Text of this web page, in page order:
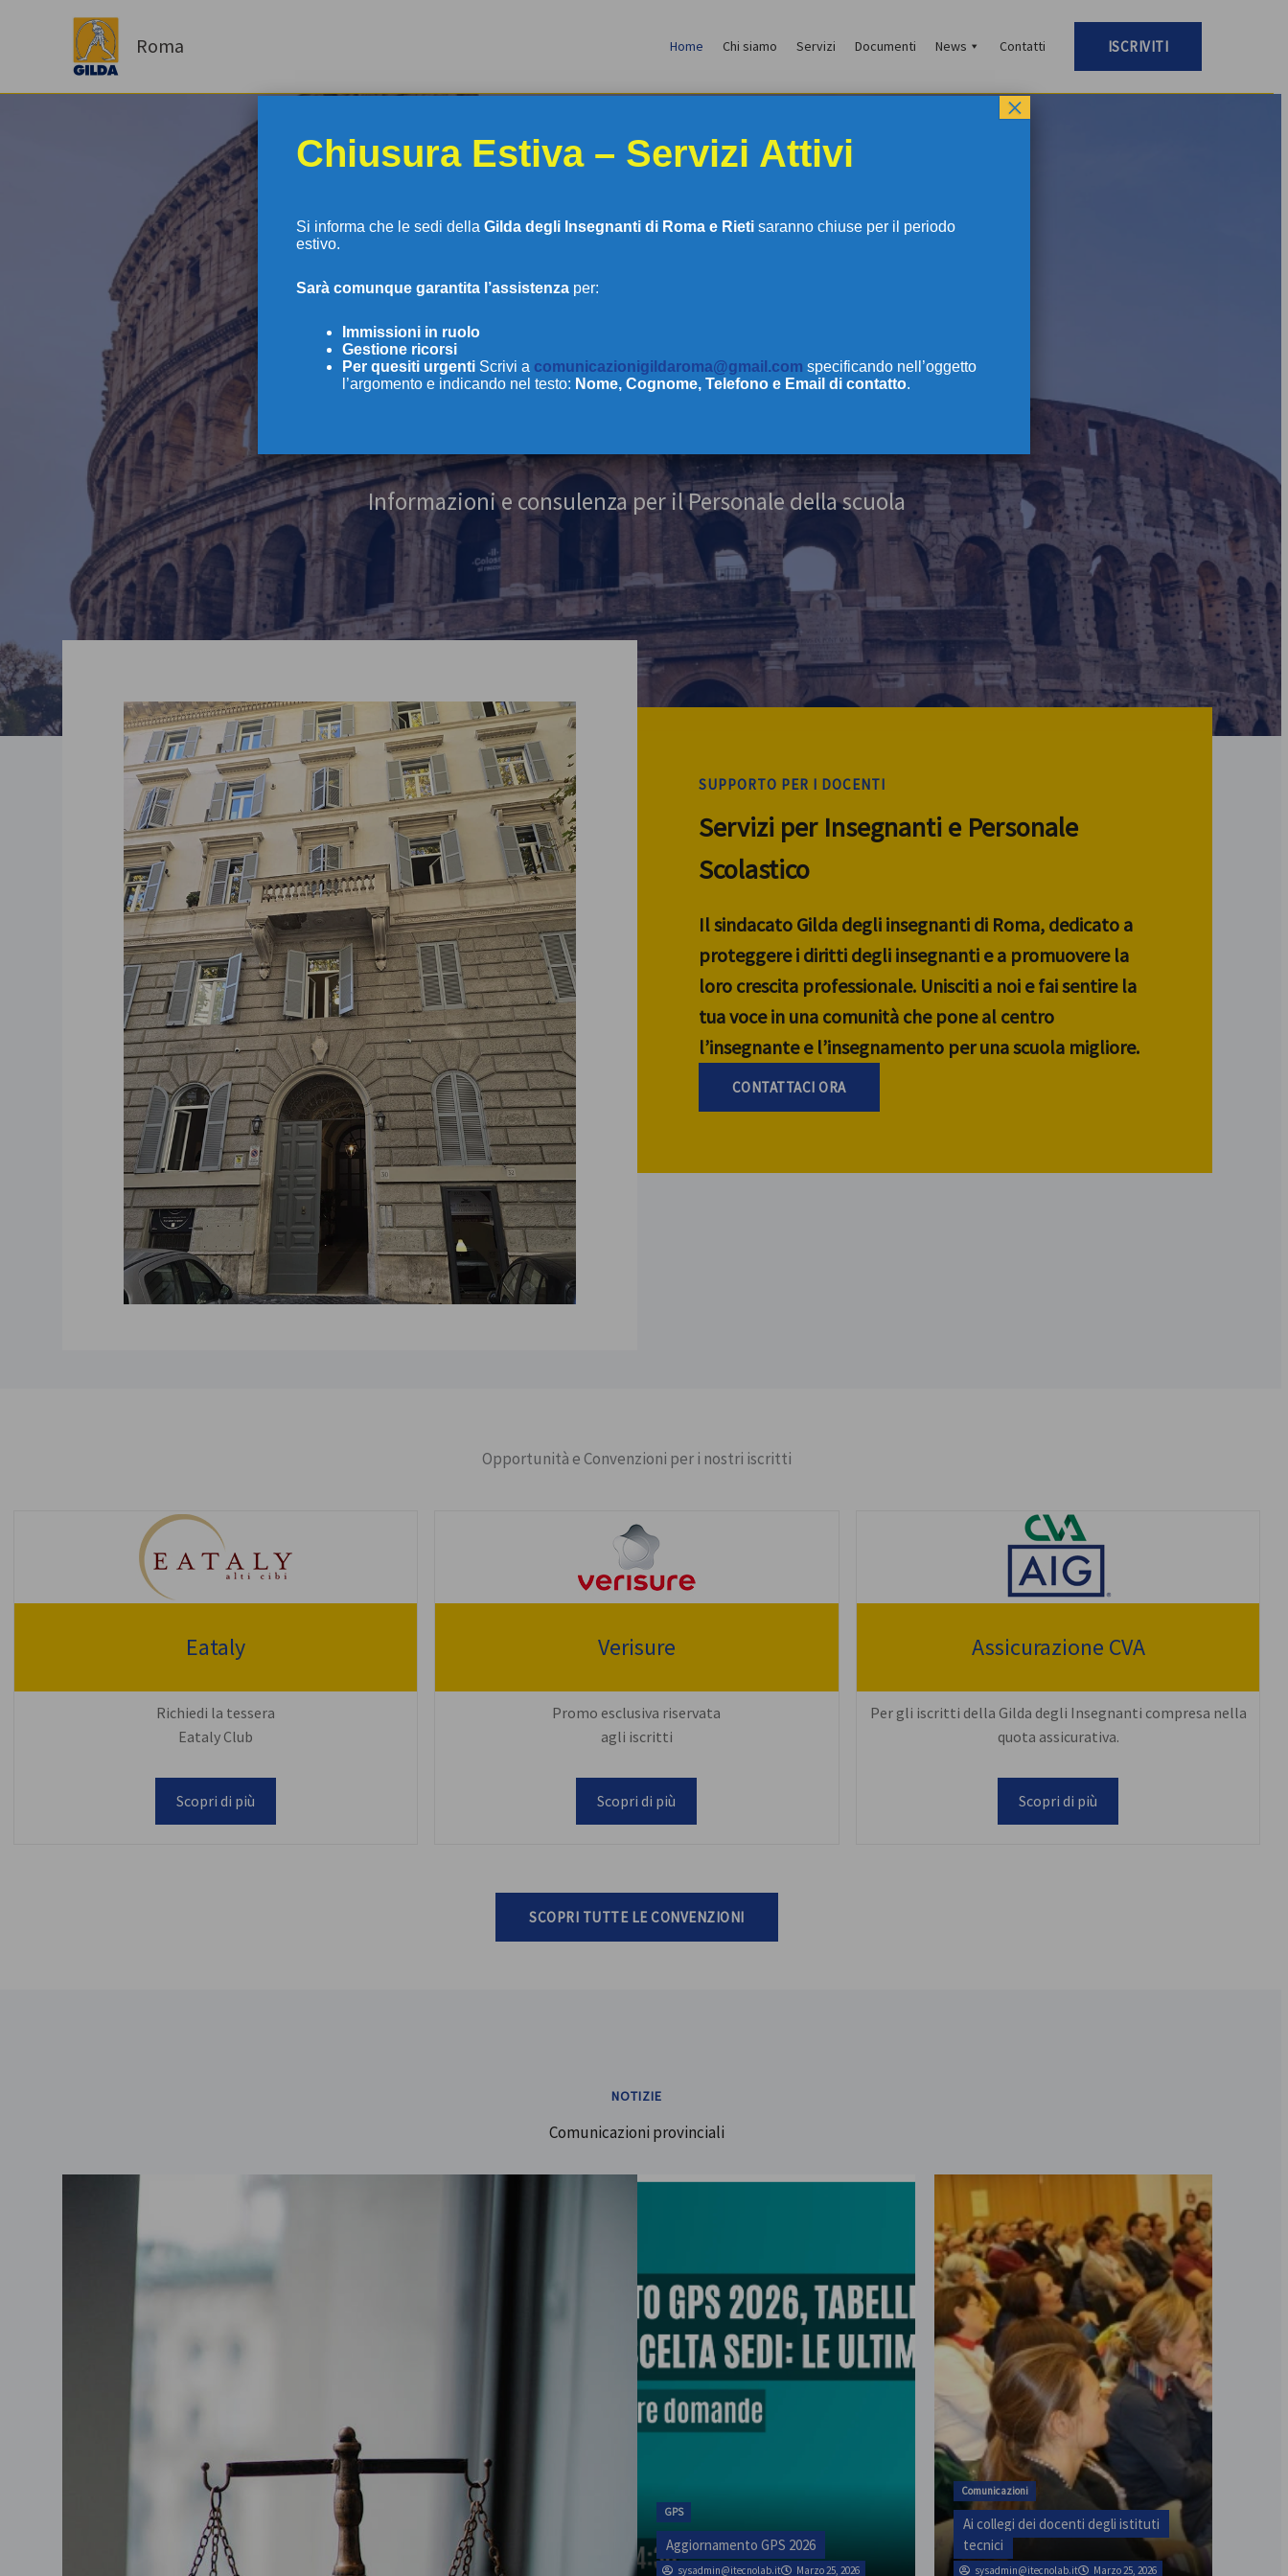
Roma Home Chi siamo Servizi Documenti News Contatti ISCRIVITI
GILDA DEGLI INSEGNANTI
Informazioni e consulenza per il Personale della scuola
SUPPORTO PER I DOCENTI
Servizi per Insegnanti e Personale
Scolastico
Il sindacato Gilda degli insegnanti di Roma, dedicato a
proteggere i diritti degli insegnanti e a promuovere la
loro crescita professionale. Unisciti a noi e fai sentire la
tua voce in una comunità che pone al centro
l’insegnante e l’insegnamento per una scuola migliore.
CONTATTACI ORA
Opportunità e Convenzioni per i nostri iscritti
Eataly
Richiedi la tessera
Eataly Club
Scopri di più
Verisure
Promo esclusiva riservata
agli iscritti
Scopri di più
Assicurazione CVA
Per gli iscritti della Gilda degli Insegnanti compresa nella
quota assicurativa.
Scopri di più
SCOPRI TUTTE LE CONVENZIONI
NOTIZIE
Comunicazioni provinciali
Riforma degli istituti tecnici: verso la scuola
iperliberista
Marzo 1, 2026
SINATAS Venezia, assemblea provinciale il 31
admin
GPS
Aggiornamento GPS 2026
sysadmin@itecnolab.it Marzo 25, 2026
Comunicazioni
Ai collegi dei docenti degli istituti
tecnici
sysadmin@itecnolab.it Marzo 25, 2026
Chiusura Estiva – Servizi Attivi
Si informa che le sedi della Gilda degli Insegnanti di Roma e Rietisaranno chiuse per il periodo
estivo.
Sarà comunque garantita l’assistenzaper:
Immissioni in ruolo
Gestione ricorsi
Perquesiti urgenti Scrivi a comunicazionigildaroma@gmail.com specificando nell’oggetto
l’argomento e indicando nel testo: Nome, Cognome, Telefono e Email di contatto.
×